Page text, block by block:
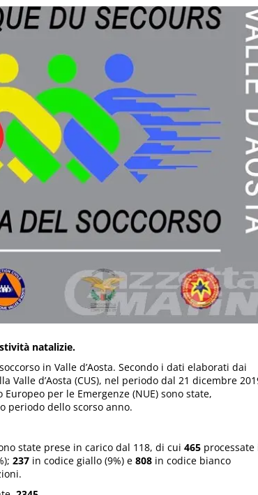
natalizie.
in Valle d’Aosta. Secondo i dati elaborati dai
Valle d’Aosta (CUS), nel periodo dal 21 dicembre
per le Emergenze (NUE) sono state,
periodo dello scorso anno.
state prese in carico dal 118, di cui 465 processate
237 in codice giallo (9%) e 808 in codice bianco